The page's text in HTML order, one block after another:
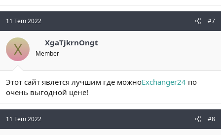
11 Tem 2022 #7
X XgaTjkrnOngt
Member
Этот сайт явлется лучшим где можноExchanger24 по
очень выгодной цене!
11 Tem 2022 #8